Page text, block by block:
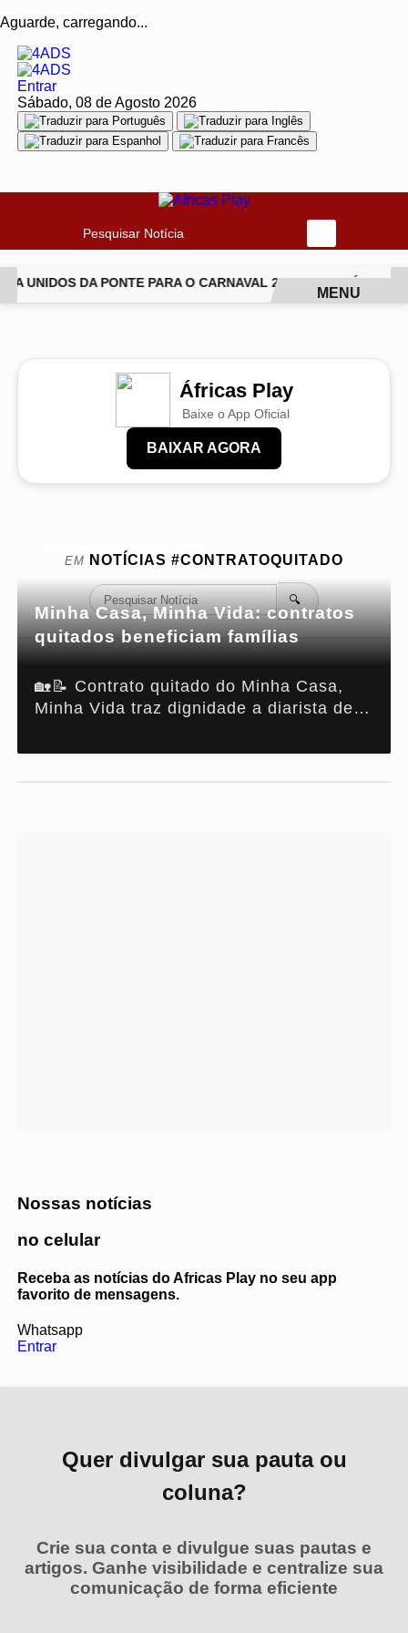
Aguarde, carregando...
Entrar
Sábado, 08 de Agosto 2026
Pesquisar Notícia
UNIDOS DA PONTE PARA O CARNAVAL 2027 JIU-JÍTSU
MENU
Áfricas Play
Baixe o App Oficial
BAIXAR AGORA
EM NOTÍCIAS #CONTRATOQUITADO
🔍
Minha Casa, Minha Vida: contratos
quitados beneficiam famílias
🏡📝 Contrato quitado do Minha Casa,
Minha Vida traz dignidade a diarista de
possível!
Nossas notícias
no celular
Receba as notícias do Africas Play no seu app
favorito de mensagens.
Whatsapp
Entrar
Quer divulgar sua pauta ou
coluna?
Crie sua conta e divulgue suas pautas e
artigos. Ganhe visibilidade e centralize sua
comunicação de forma eficiente